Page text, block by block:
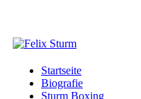
Startseite
Biografie
Sturm Boxing